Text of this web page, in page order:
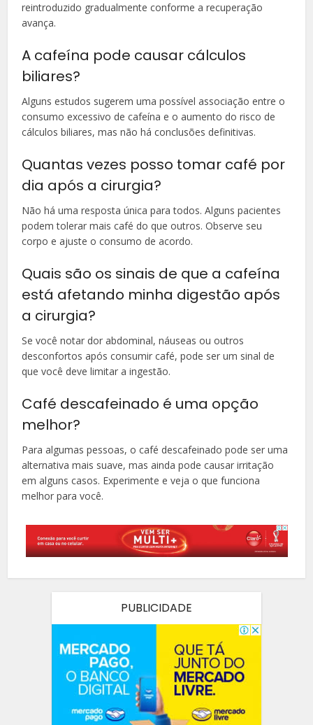
reintroduzido gradualmente conforme a recuperação
avança.
A cafeína pode causar cálculos
biliares?
Alguns estudos sugerem uma possível associação entre o
consumo excessivo de cafeína e o aumento do risco de
cálculos biliares, mas não há conclusões definitivas.
Quantas vezes posso tomar café por
dia após a cirurgia?
Não há uma resposta única para todos. Alguns pacientes
podem tolerar mais café do que outros. Observe seu
corpo e ajuste o consumo de acordo.
Quais são os sinais de que a cafeína
está afetando minha digestão após
a cirurgia?
Se você notar dor abdominal, náuseas ou outros
desconfortos após consumir café, pode ser um sinal de
que você deve limitar a ingestão.
Café descafeinado é uma opção
melhor?
Para algumas pessoas, o café descafeinado pode ser uma
alternativa mais suave, mas ainda pode causar irritação
em alguns casos. Experimente e veja o que funciona
melhor para você.
PUBLICIDADE